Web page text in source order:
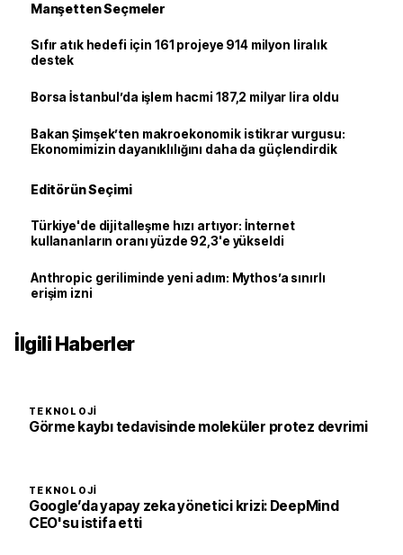
Manşetten Seçmeler
Sıfır atık hedefi için 161 projeye 914 milyon liralık
destek
Borsa İstanbul’da işlem hacmi 187,2 milyar lira oldu
Bakan Şimşek’ten makroekonomik istikrar vurgusu:
Ekonomimizin dayanıklılığını daha da güçlendirdik
Editörün Seçimi
Türkiye'de dijitalleşme hızı artıyor: İnternet
kullananların oranı yüzde 92,3'e yükseldi
Anthropic geriliminde yeni adım: Mythos’a sınırlı
erişim izni
İlgili Haberler
TEKNOLOJI
Görme kaybı tedavisinde moleküler protez devrimi
TEKNOLOJI
Google’da yapay zeka yönetici krizi: DeepMind
CEO'su istifa etti